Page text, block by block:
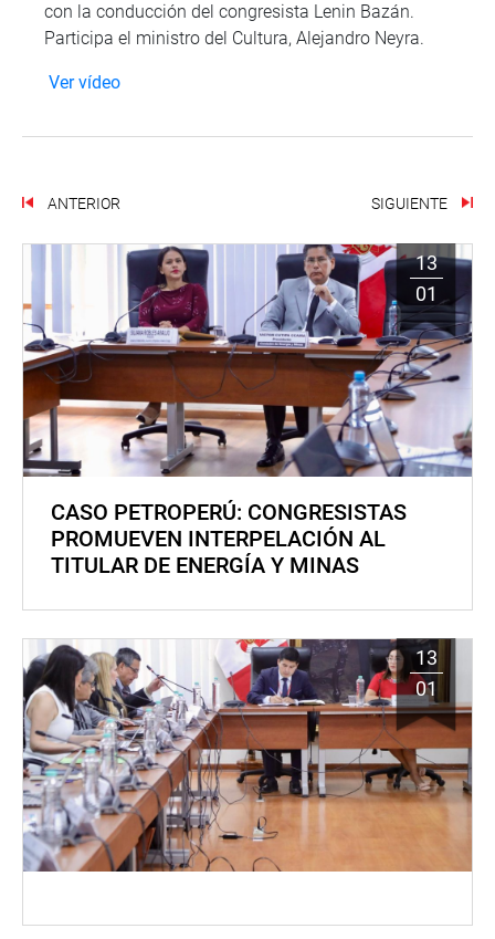
con la conducción del congresista Lenin Bazán.
Participa el ministro del Cultura, Alejandro Neyra.
Ver vídeo
ANTERIOR SIGUIENTE
13
01
CASO PETROPERÚ: CONGRESISTAS
PROMUEVEN INTERPELACIÓN AL
TITULAR DE ENERGÍA Y MINAS
13
01